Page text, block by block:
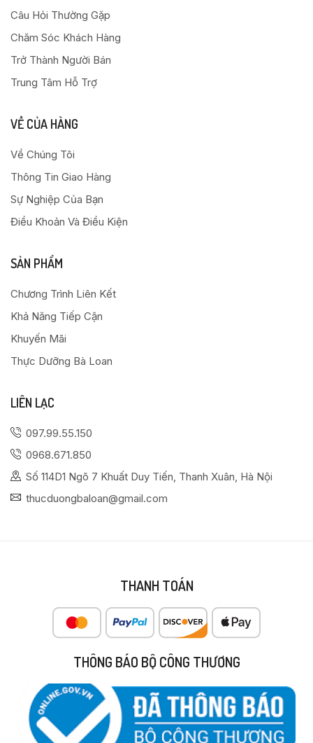
Câu Hỏi Thường Gặp
Chăm Sóc Khách Hàng
Trở Thành Người Bán
Trung Tâm Hỗ Trợ
VỀ CỦA HÀNG
Về Chúng Tôi
Thông Tin Giao Hàng
Sự Nghiệp Của Bạn
Điều Khoản Và Điều Kiện
SẢN PHẨM
Chương Trình Liên Kết
Khả Năng Tiếp Cận
Khuyến Mãi
Thực Dưỡng Bà Loan
LIÊN LẠC
097.99.55.150
0968.671.850
Số 114D1 Ngõ 7 Khuất Duy Tiến, Thanh Xuân, Hà Nội
thucduongbaloan@gmail.com
THANH TOÁN
THÔNG BÁO BỘ CÔNG THƯƠNG